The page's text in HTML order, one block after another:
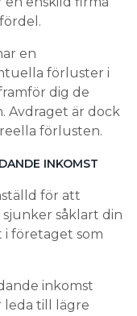
en
förluster i
dig de
Avdraget är dock
förlusten.
INKOMST
för att
såklart din
i företaget som
inkomst
leda till lägre